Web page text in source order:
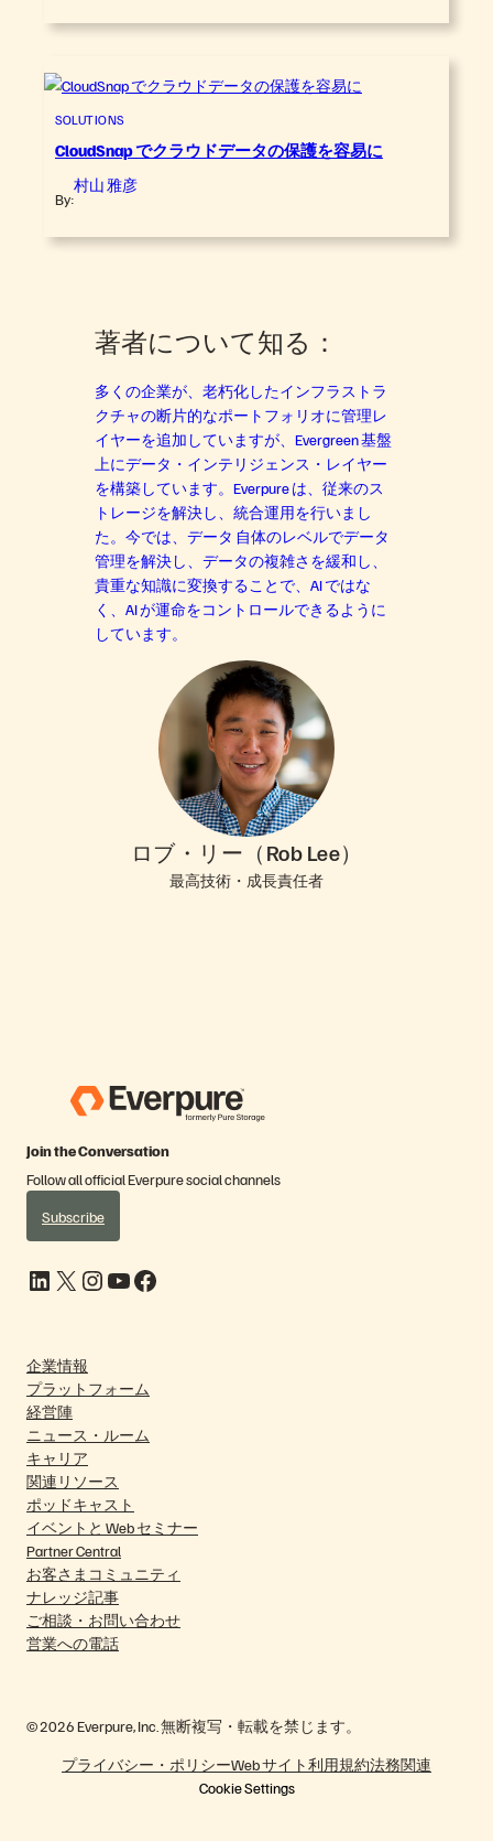
SOLUTIONS
CloudSnap でクラウドデータの保護を容易に
By:
村山 雅彦
著者について知る：
多くの企業が、老朽化したインフラストラ
クチャの断片的なポートフォリオに管理レ
イヤーを追加していますが、Evergreen 基盤
上にデータ・インテリジェンス・レイヤー
を構築しています。Everpure は、従来のス
トレージを解決し、統合運用を行いまし
た。今では、データ 自体のレベルでデータ
管理を解決し、データの複雑さを緩和し、
貴重な知識に変換することで、AI ではな
く、AI が運命をコントロールできるように
しています。
ロブ・リー（Rob Lee）
最高技術・成長責任者
Join the Conversation
Follow all official Everpure social channels
Subscribe
LinkedIn X Instagram YouTube Facebook
企業情報
プラットフォーム
経営陣
ニュース・ルーム
キャリア
関連リソース
ポッドキャスト
イベントと Web セミナー
Partner Central
お客さまコミュニティ
ナレッジ記事
ご相談・お問い合わせ
営業への電話
© 2026 Everpure, Inc. 無断複写・転載を禁じます。
プライバシー・ポリシーWeb サイト利用規約法務関連
Cookie Settings